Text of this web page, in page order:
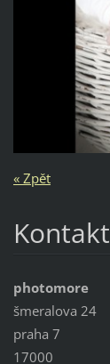
« Zpět
Kontakt
photomore
šmeralova 24
praha 7
17000